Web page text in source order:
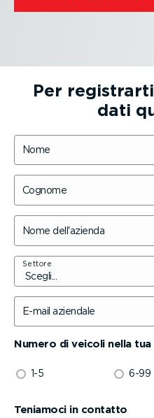
Per
dati
Nome
Cognome
Nome dell'azienda
Settore
E-mail aziendale
Numero di veicoli nella
1-5 6-99
Teniamoci in contatto